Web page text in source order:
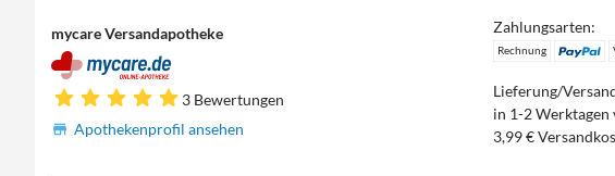
mycare Versandapotheke
3 Bewertungen
Apothekenprofil ansehen
Zahlungsarten:
Rechnung
Lieferung/
in 1-2
3,99 €